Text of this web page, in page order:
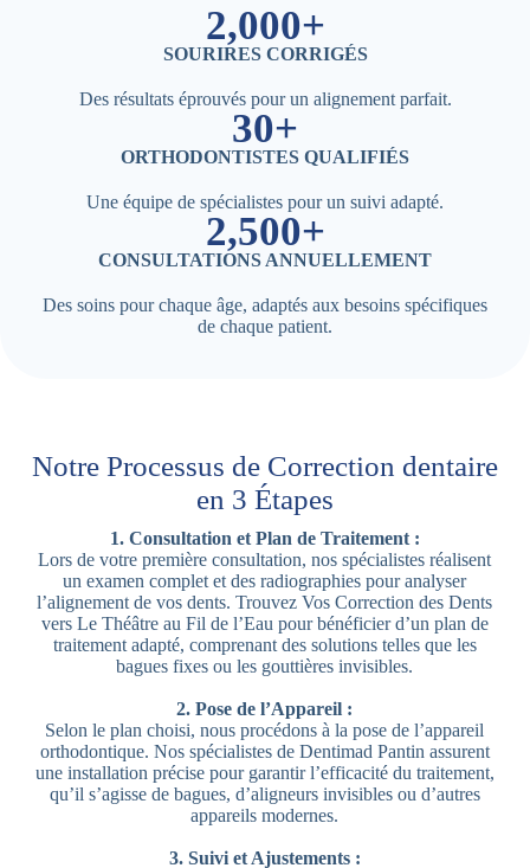
2,000+
SOURIRES CORRIGÉS
Des résultats éprouvés pour un alignement parfait.
30+
ORTHODONTISTES QUALIFIÉS
Une équipe de spécialistes pour un suivi adapté.
2,500+
CONSULTATIONS ANNUELLEMENT
Des soins pour chaque âge, adaptés aux besoins spécifiques
de chaque patient.
Notre Processus de Correction dentaire
en 3 Étapes
1. Consultation et Plan de Traitement :
Lors de votre première consultation, nos spécialistes réalisent
un examen complet et des radiographies pour analyser
l’alignement de vos dents. Trouvez Vos Correction des Dents
vers Le Théâtre au Fil de l’Eau pour bénéficier d’un plan de
traitement adapté, comprenant des solutions telles que les
bagues fixes ou les gouttières invisibles.
2. Pose de l’Appareil :
Selon le plan choisi, nous procédons à la pose de l’appareil
orthodontique. Nos spécialistes de Dentimad Pantin assurent
une installation précise pour garantir l’efficacité du traitement,
qu’il s’agisse de bagues, d’aligneurs invisibles ou d’autres
appareils modernes.
3. Suivi et Ajustements :